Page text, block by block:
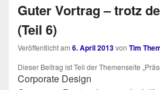
Guter Vortrag – trotz
(Teil 6)
Veröffentlicht am 6. April 2013von Tim
Die­ser Bei­trag ist Teil der The­men­sei­te
Corporate Design